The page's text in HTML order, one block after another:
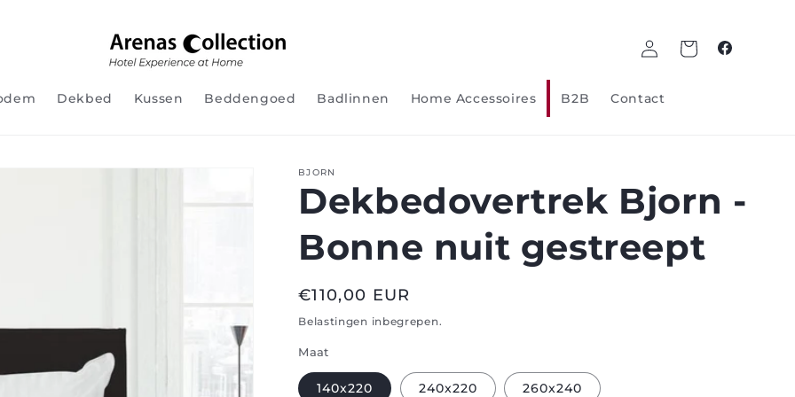
Dekbed Kussen Beddengoed Badlinnen Home Accessoires B2B Contact
Log
in
Winkelwagen
Facebook
BJORN
Dekbedovertrek Bjorn -
Bonne nuit gestreept
Normale
prijs
€110,00 EUR
Belastingen inbegrepen.
Maat
140x220 240x220 260x240